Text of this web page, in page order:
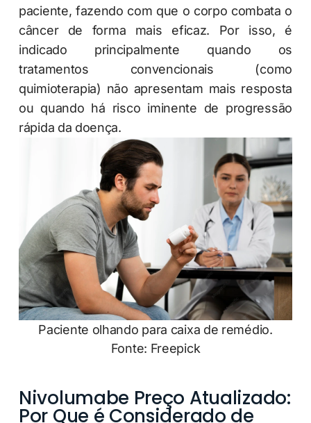
paciente, fazendo com que o corpo combata o
câncer de forma mais eficaz. Por isso, é
indicado principalmente quando os
tratamentos convencionais (como
quimioterapia) não apresentam mais resposta
ou quando há risco iminente de progressão
rápida da doença.
Paciente olhando para caixa de remédio.
Fonte: Freepick
Nivolumabe Preço Atualizado:
Por Que é Considerado de